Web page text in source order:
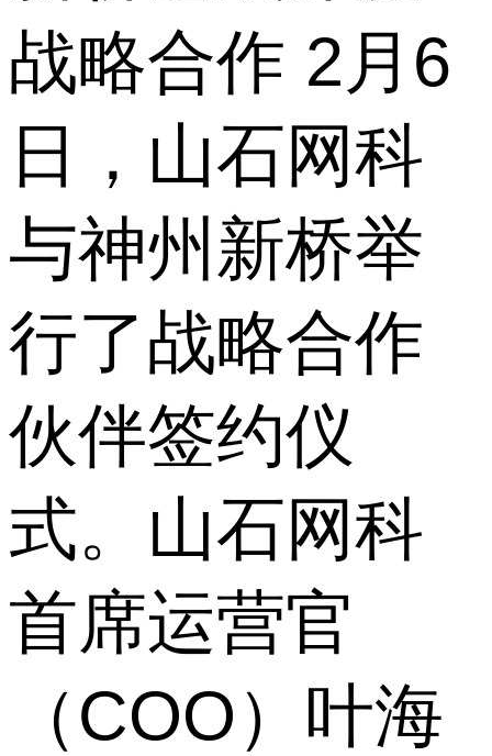
战略合作 2月6
日，山石网科
与神州新桥举
行了战略合作
伙伴签约仪
式。山石网科
首席运营官
（COO）叶海